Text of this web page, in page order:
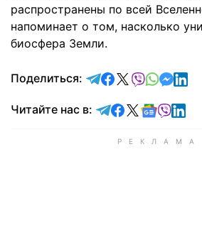
распространены по всей
напоминает о том, насколько
биосфера Земли.
Поделиться: отправить в
поделиться в
поделиться в
Читайте нас в: Читайте в
Читайте в
Читайте в X